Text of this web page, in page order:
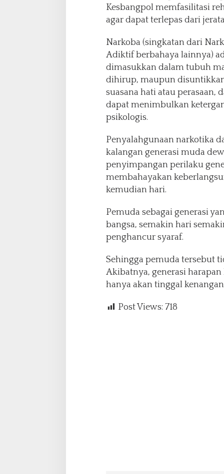
Kesbangpol memfasilitasi
agar dapat terlepas dari
Narkoba (singkatan dari
Adiktif berbahaya lainnya)
dimasukkan dalam tubuh
dihirup, maupun
suasana hati atau perasaan,
dapat menimbulkan
psikologis.
Penyalahgunaan narkotika
kalangan generasi muda
penyimpangan perilaku
membahayakan
kemudian hari.
Pemuda sebagai generasi
bangsa, semakin hari
penghancur syaraf.
Sehingga pemuda tersebut
Akibatnya, generasi
hanya akan tinggal
Post Views: 718